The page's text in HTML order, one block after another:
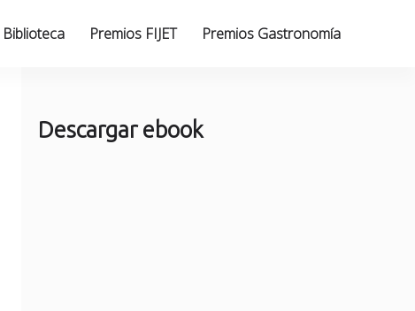
Biblioteca Premios FIJET Premios Gastronomía
Descargar ebook